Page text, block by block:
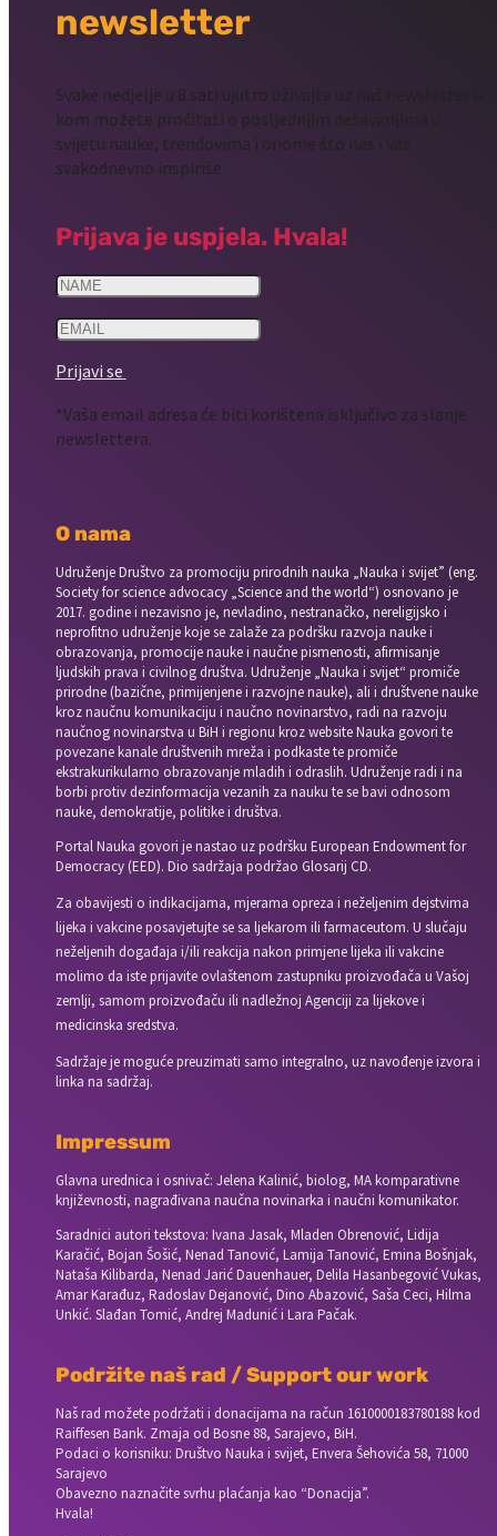
newsletter
Svake nedjelje u 8 sati ujutro uživajte uz naš newsletter u
kom možete pročitati o posljednjim dešavanjima u
svijetu nauke, trendovima i onome što nas i vas
svakodnevno inspiriše.
Prijava je uspjela. Hvala!
Prijavi se
*Vaša email adresa će biti korištena isključivo za slanje
newslettera.
O nama
Udruženje Društvo za promociju prirodnih nauka „Nauka i svijet” (eng.
Society for science advocacy „Science and the world“) osnovano je
2017. godine i nezavisno je, nevladino, nestranačko, nereligijsko i
neprofitno udruženje koje se zalaže za podršku razvoja nauke i
obrazovanja, promocije nauke i naučne pismenosti, afirmisanje
ljudskih prava i civilnog društva. Udruženje „Nauka i svijet“ promiče
prirodne (bazične, primijenjene i razvojne nauke), ali i društvene nauke
kroz naučnu komunikaciju i naučno novinarstvo, radi na razvoju
naučnog novinarstva u BiH i regionu kroz website Nauka govori te
povezane kanale društvenih mreža i podkaste te promiče
ekstrakurikularno obrazovanje mladih i odraslih. Udruženje radi i na
borbi protiv dezinformacija vezanih za nauku te se bavi odnosom
nauke, demokratije, politike i društva.
Portal Nauka govori je nastao uz podršku European Endowment for
Democracy (EED). Dio sadržaja podržao Glosarij CD.
Za obavijesti o indikacijama, mjerama opreza i neželjenim dejstvima
lijeka i vakcine posavjetujte se sa ljekarom ili farmaceutom. U slučaju
neželjenih događaja i/ili reakcija nakon primjene lijeka ili vakcine
molimo da iste prijavite ovlaštenom zastupniku proizvođača u Vašoj
zemlji, samom proizvođaču ili nadležnoj Agenciji za lijekove i
medicinska sredstva.
Sadržaje je moguće preuzimati samo integralno, uz navođenje izvora i
linka na sadržaj.
Impressum
Glavna urednica i osnivač: Jelena Kalinić, biolog, MA komparativne
književnosti, nagrađivana naučna novinarka i naučni komunikator.
Saradnici autori tekstova: Ivana Jasak, Mladen Obrenović, Lidija
Karačić, Bojan Šošić, Nenad Tanović, Lamija Tanović, Emina Bošnjak,
Nataša Kilibarda, Nenad Jarić Dauenhauer, Delila Hasanbegović Vukas,
Amar Karađuz, Radoslav Dejanović, Dino Abazović, Saša Ceci, Hilma
Unkić. Slađan Tomić, Andrej Madunić i Lara Pačak.
Podržite naš rad / Support our work
Naš rad možete podržati i donacijama na račun 1610000183780188 kod
Raiffesen Bank. Zmaja od Bosne 88, Sarajevo, BiH.
Podaci o korisniku: Društvo Nauka i svijet, Envera Šehovića 58, 71000
Sarajevo
Obavezno naznačite svrhu plaćanja kao “Donacija”.
Hvala!